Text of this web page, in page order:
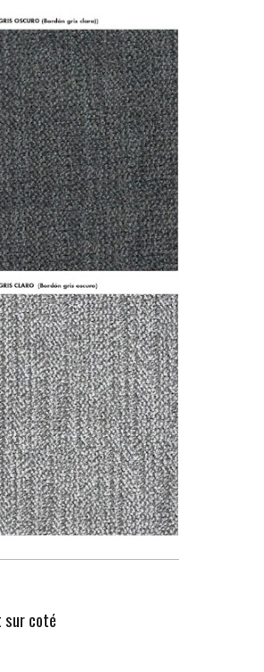
sur coté